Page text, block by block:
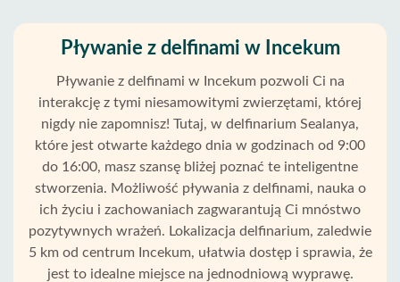
Pływanie z delfinami w Incekum
Pływanie z delfinami w Incekum pozwoli Ci na
interakcję z tymi niesamowitymi zwierzętami, której
nigdy nie zapomnisz! Tutaj, w delfinarium Sealanya,
które jest otwarte każdego dnia w godzinach od 9:00
do 16:00, masz szansę bliżej poznać te inteligentne
stworzenia. Możliwość pływania z delfinami, nauka o
ich życiu i zachowaniach zagwarantują Ci mnóstwo
pozytywnych wrażeń. Lokalizacja delfinarium, zaledwie
5 km od centrum Incekum, ułatwia dostęp i sprawia, że
jest to idealne miejsce na jednodniową wyprawę.